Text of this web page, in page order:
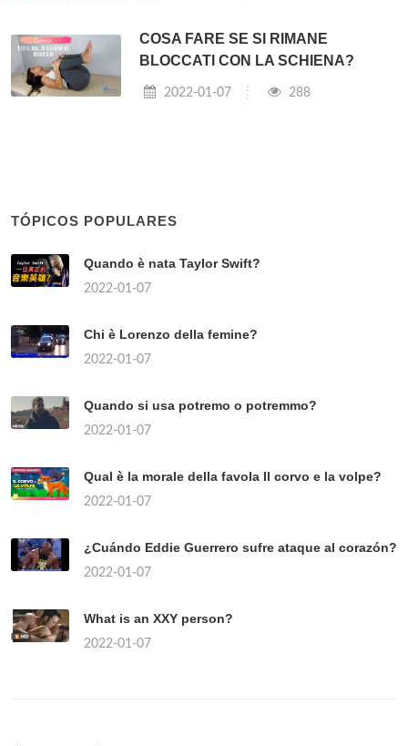
COSA FARE SE SI RIMANE
BLOCCATI CON LA SCHIENA?
2022-01-07 288
TÓPICOS POPULARES
Quando è nata Taylor Swift?
2022-01-07
Chi è Lorenzo della femine?
2022-01-07
Quando si usa potremo o potremmo?
2022-01-07
Qual è la morale della favola Il corvo e la volpe?
2022-01-07
¿Cuándo Eddie Guerrero sufre ataque al corazón?
2022-01-07
What is an XXY person?
2022-01-07